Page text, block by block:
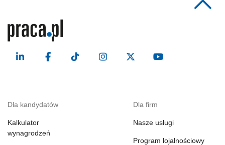
Dla kandydatów
Kalkulator
wynagrodzeń
Dla firm
Nasze usługi
Program lojalnościowy